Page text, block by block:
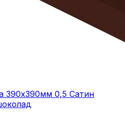
390х390мм 0,5 Сатин